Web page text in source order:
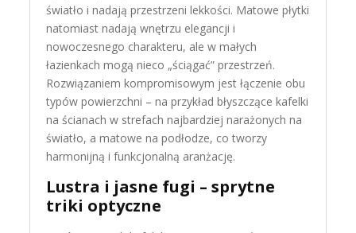
światło i nadają przestrzeni lekkości. Matowe płytki
natomiast nadają wnętrzu elegancji i
nowoczesnego charakteru, ale w małych
łazienkach mogą nieco „ściągać” przestrzeń.
Rozwiązaniem kompromisowym jest łączenie obu
typów powierzchni – na przykład błyszczące kafelki
na ścianach w strefach najbardziej narażonych na
światło, a matowe na podłodze, co tworzy
harmonijną i funkcjonalną aranżację.
Lustra i jasne fugi – sprytne
triki optyczne